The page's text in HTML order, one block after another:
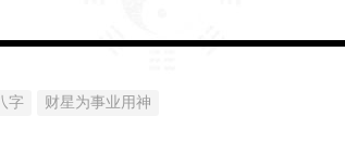
字 财星为事业用神